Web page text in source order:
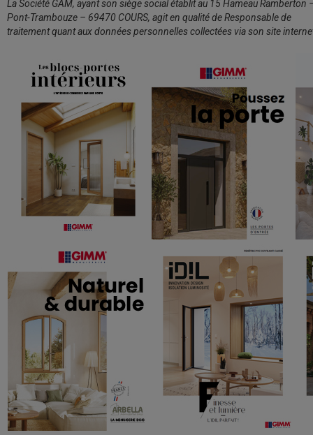
La Société GAM, ayant son siège social établit au 15 Hameau Ramberton
Pont-Trambouze – 69470 COURS, agit en qualité de Responsable de
traitement quant aux données personnelles collectées via son site